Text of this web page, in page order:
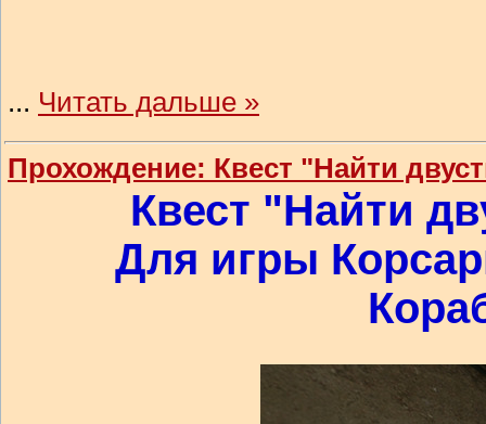
... Читать дальше »
Прохождение: Квест "Найти
Квест "Найти
Для игры